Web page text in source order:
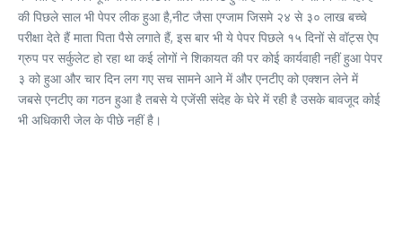
की पिछले साल भी पेपर लीक हुआ है,नीट जैसा एग्जाम जिसमे २४ से ३० लाख बच्चे
परीक्षा देते हैं माता पिता पैसे लगाते हैं, इस बार भी ये पेपर पिछले १५ दिनों से वॉट्स ऐप
ग्रुप पर सर्कुलेट हो रहा था कई लोगों ने शिकायत की पर कोई कार्यवाही नहीं हुआ पेपर
३ को हुआ और चार दिन लग गए सच सामने आने में और एनटीए को एक्शन लेने में
जबसे एनटीए का गठन हुआ है तबसे ये एजेंसी संदेह के घेरे में रही है उसके बावजूद कोई
भी अधिकारी जेल के पीछे नहीं है।